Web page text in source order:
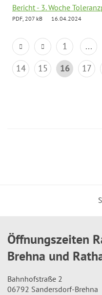
Bericht - 3. Woche
PDF, 207 kB 16.04.2024
1 ...
14
15 16 17
Öffnungszeiten
Brehna und
Bahnhofstraße 2
06792 Sandersdorf-Brehna